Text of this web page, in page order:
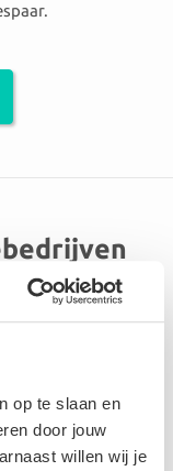
op te slaan en
door jouw
willen wij je